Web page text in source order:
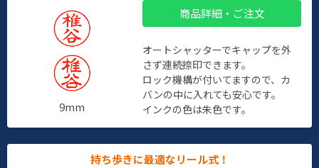
9mm
商品詳細・ご注文
オートシャッターでキャップを外
さず連続捺印できます。
ロック機構が付いてますので、カ
バンの中に入れても安心です。
インクの色は朱色です。
持ち歩きに最適なリール式！